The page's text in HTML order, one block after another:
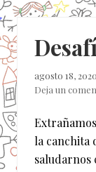
agosto 18, 2020
Deja un
la canchita
saludarnos